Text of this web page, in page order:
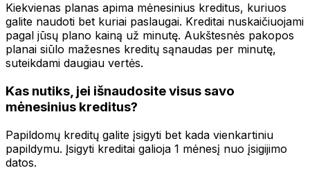
Kiekvienas planas apima mėnesinius kreditus, kuriuos
galite naudoti bet kuriai paslaugai. Kreditai nuskaičiuojami
pagal jūsų plano kainą už minutę. Aukštesnės pakopos
planai siūlo mažesnes kreditų sąnaudas per minutę,
suteikdami daugiau vertės.
Kas nutiks, jei išnaudosite visus savo
mėnesinius kreditus?
Papildomų kreditų galite įsigyti bet kada vienkartiniu
papildymu. Įsigyti kreditai galioja 1 mėnesį nuo įsigijimo
datos.